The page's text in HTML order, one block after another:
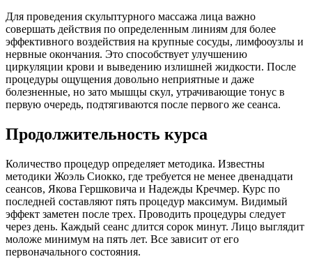
Для проведения скульптурного массажа лица важно
совершать действия по определенным линиям для более
эффективного воздействия на крупные сосуды, лимфооузлы и
нервные окончания. Это способствует улучшению
циркуляции крови и выведению излишней жидкости. После
процедуры ощущения довольно неприятные и даже
болезненные, но зато мышцы скул, утрачивающие тонус в
первую очередь, подтягиваются после первого же сеанса.
Продолжительность курса
Количество процедур определяет методика. Известны
методики Жоэль Сиокко, где требуется не менее двенадцати
сеансов, Якова Гершковича и Надежды Кречмер. Курс по
последней составляют пять процедур максимум. Видимый
эффект заметен после трех. Проводить процедуры следует
через день. Каждый сеанс длится сорок минут. Лицо выглядит
моложе минимум на пять лет. Все зависит от его
первоначального состояния.